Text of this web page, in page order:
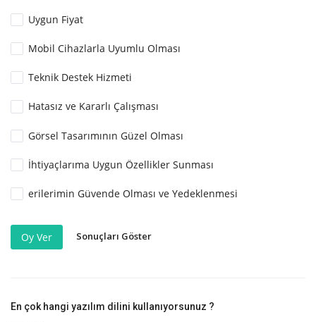
Uygun Fiyat
Mobil Cihazlarla Uyumlu Olması
Teknik Destek Hizmeti
Hatasız ve Kararlı Çalışması
Görsel Tasarımının Güzel Olması
İhtiyaçlarıma Uygun Özellikler Sunması
erilerimin Güvende Olması ve Yedeklenmesi
Oy Ver Sonuçları Göster
En çok hangi yazılım dilini kullanıyorsunuz ?